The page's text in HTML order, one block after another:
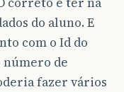
do aluno. E
com o Id do
número de
fazer vários